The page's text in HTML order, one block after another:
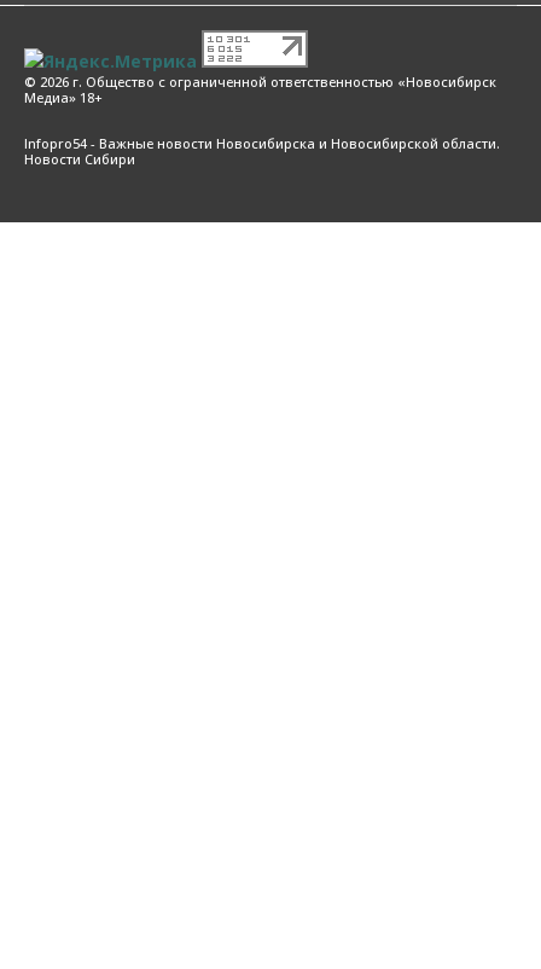
© 2026 г. Общество с ограниченной ответственностью «Новосибирск
Медиа» 18+
Infopro54 - Важные новости Новосибирска и Новосибирской области.
Новости Сибири